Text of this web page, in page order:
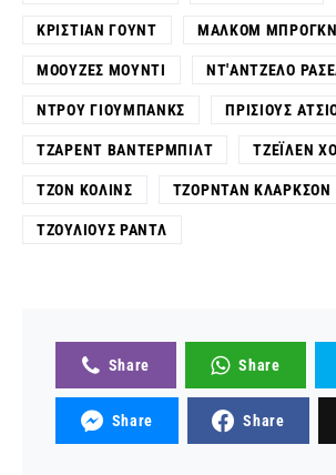
ΚΡΊΣΤΙΑΝ ΓΟΥΝΤ ΜΆΛΚΟΜ
ΜΌΟΥΖΕΣ ΜΟΎΝΤΙ ΝΤ'ΑΝΤΖΕΛΟ
ΝΤΡΟΥ ΓΙΟΎΜΠΑΝΚΣ ΠΡΊΣΙΟΥΣ
ΤΖΆΡΕΝΤ ΒΆΝΤΕΡΜΠΙΛΤ ΤΖΈΙΛΕΝ
ΤΖΟΝ ΚΌΛΙΝΣ ΤΖΌΡΝΤΑΝ ΚΛΆΡΚΣΟΝ
ΤΖΟΎΛΙΟΥΣ ΡΑΝΤΛ
Share Share
Share Share